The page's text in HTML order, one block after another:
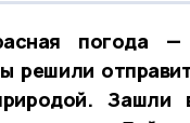
погода